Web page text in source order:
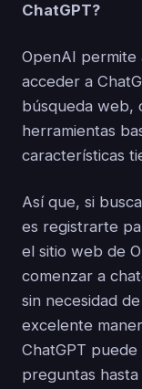
ChatGPT?
OpenAI permite
acceder a
búsqueda web,
herramientas
características
Así que, si
es registrarte
el sitio web de
comenzar a
sin necesidad
excelente
ChatGPT
preguntas